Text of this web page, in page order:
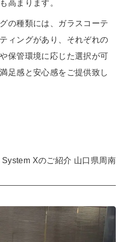
高まります。
の種類には、ガラスコーテ
ィングがあり、それぞれの
保管環境に応じた選択が可
足感と安心感をご提供致し
Xのご紹介 山口県周南